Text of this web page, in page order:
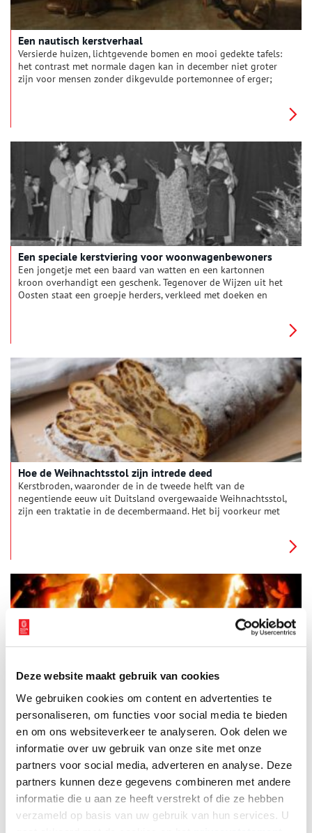
Deze website maakt gebruik van cookies
We gebruiken cookies om content en advertenties te
personaliseren, om functies voor social media te bieden
en om ons websiteverkeer te analyseren. Ook delen we
informatie over uw gebruik van onze site met onze
partners voor social media, adverteren en analyse. Deze
partners kunnen deze gegevens combineren met andere
informatie die u aan ze heeft verstrekt of die ze hebben
verzameld op basis van uw gebruik van hun services. U
Een nautisch kerstverhaal
Versierde huizen, lichtgevende bomen en mooi gedekte tafels:
het contrast met normale dagen kan in december niet groter
zijn voor mensen zonder dikgevulde portemonnee of erger;
Een speciale kerstviering voor woonwagenbewoners
Een jongetje met een baard van watten en een kartonnen
kroon overhandigt een geschenk. Tegenover de Wijzen uit het
Oosten staat een groepje herders, verkleed met doeken en
beschrijving in de collectie van fotopersbureau De Boer luidt:
‘Kerstfeest woonwagenbewoners, IJmuiden, 20 december 1967’.
Waar kijken we precies naar? Wie zijn deze kinderen en wie
organiseerde deze avond?
Hoe de Weihnachtsstol zijn intrede deed
Kerstbroden, waaronder de in de tweede helft van de
negentiende eeuw uit Duitsland overgewaaide Weihnachtsstol,
zijn een traktatie in de decembermaand. Het bij voorkeur met
Onze christelijke feestdagen mogen dan vanzelfsprekend
lijken, hun oorsprong is eigenlijk ouder dan je denkt. Haast
alle feesten en hun symbolen, van de vrolijke paashaas tot de
gezellige kerstboom, zijn namelijk ontstaan uit heidense
(offer)feesten. De kerk was er alleen érg goed in om deze
bestaande feesten een christelijk tintje te geven.